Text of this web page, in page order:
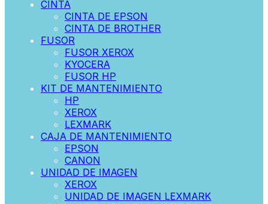
CINTA
CINTA DE EPSON
CINTA DE BROTHER
FUSOR
FUSOR XEROX
KYOCERA
FUSOR HP
KIT DE MANTENIMIENTO
HP
XEROX
LEXMARK
CAJA DE MANTENIMIENTO
EPSON
CANON
UNIDAD DE IMAGEN
XEROX
UNIDAD DE IMAGEN LEXMARK